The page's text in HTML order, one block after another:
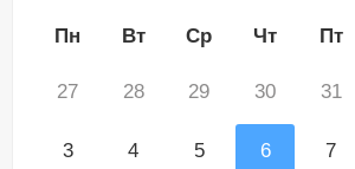
Пн Вт Ср Чт Пт
27 28 29 30 31
3 4 5 6 7